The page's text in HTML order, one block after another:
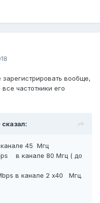
зарегистрировать вообще,
частотники его
сказал:
45 Мгц
в канале 80 Мгц ( до
в канале 2 x40 Мгц.